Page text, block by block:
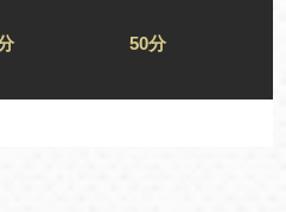
50分